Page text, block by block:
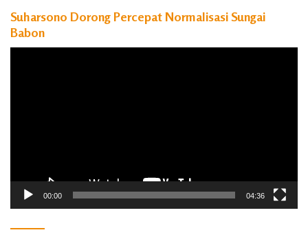
Suharsono Dorong Percepat Normalisasi Sungai
Babon
00:00 04:36